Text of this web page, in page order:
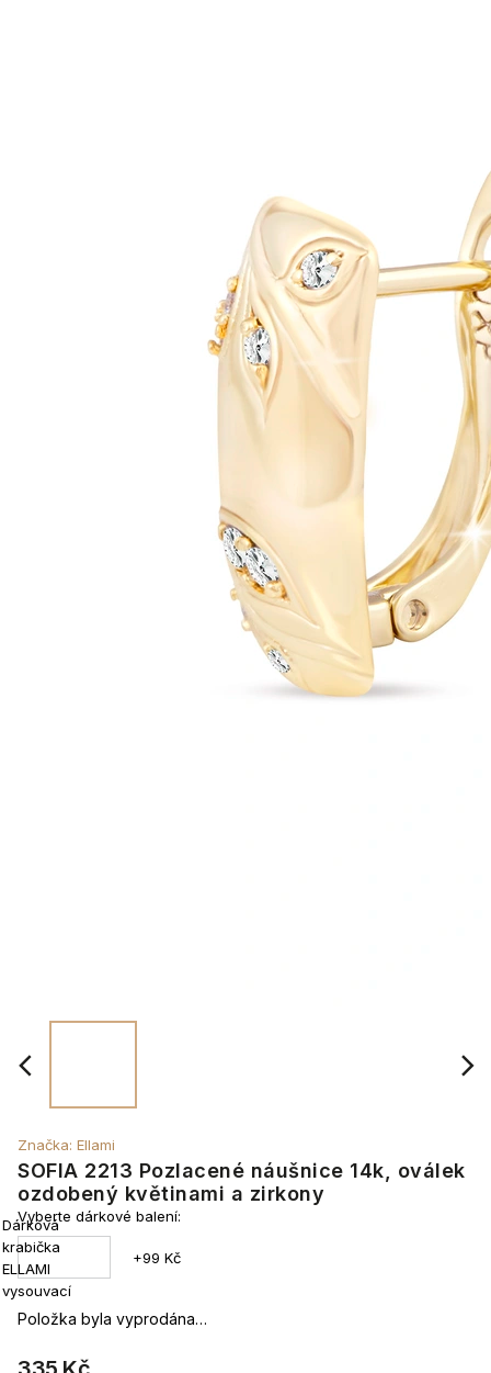
SOFIA 2213 Pozlacené náušnice 14k, oválek
ozdobený květinami a zirkony
Značka: Ellami
Vyberte dárkové balení:
Dárková
krabička
ELLAMI
vysouvací
+99 Kč
Položka byla vyprodána…